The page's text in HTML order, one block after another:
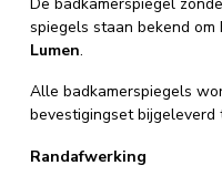
spiegels staan bekend
Lumen.
Alle badkamerspiegels
bevestigingset bijgeleverd
Randafwerking